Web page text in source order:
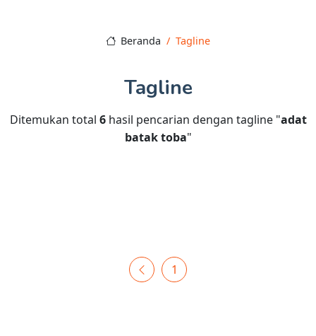
Beranda Tagline
Tagline
Ditemukan total 6hasil pencarian dengan tagline "adat
batak toba"
1